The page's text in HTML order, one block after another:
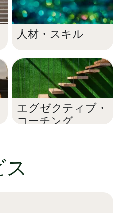
人材・スキル
エグゼクティブ・
コーチング
ス